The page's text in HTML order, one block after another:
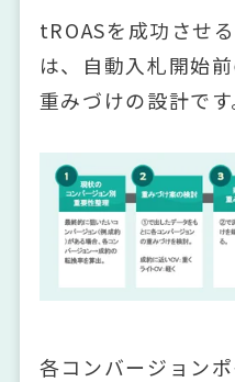
tROASを成功させ
は、自動入札開始
重みづけの設計です
各コンバージョン